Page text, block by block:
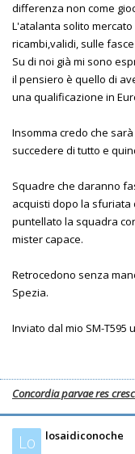
differenza non come
L'atalanta solito
ricambi,validi, sulle
Su di noi già mi sono
il pensiero è quello di
una qualificazione in
Insomma credo che
succedere di tutto e
Squadre che daranno
acquisti dopo la sfuriata
puntellato la squadra
mister capace.
Retrocedono senza
Spezia.
Inviato dal mio SM-T595
Concordia parvae res
Lo losaidiconoche